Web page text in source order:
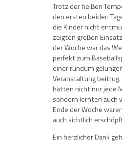
Trotz der heißen
den ersten beiden
die Kinder nicht
zeigten großen
der Woche war das
perfekt zum
einer rundum
Veranstaltung beitrug.
hatten nicht nur jede
sondern lernten auch
Ende der Woche
auch sichtlich
Ein herzlicher Dank